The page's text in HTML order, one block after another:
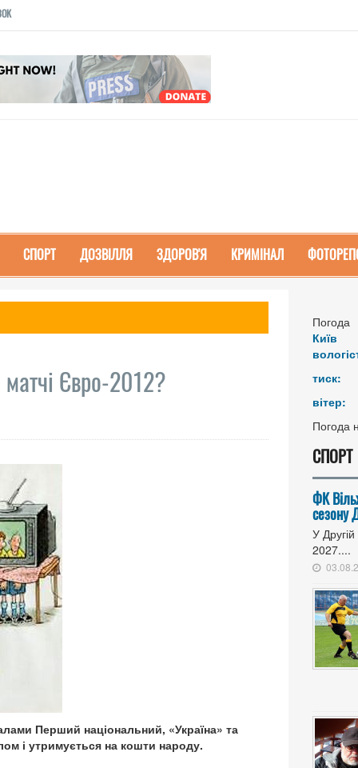
СПОРТ ДОЗВІЛЛЯ ЗДОРОВ'Я КРИМІНАЛ
Євро-2012?
Перший національний, «Україна» та
і утримується на кошти народу.
Погода
Київ
тиск:
вітер:
Погода
СПОРТ
ФК
сезону
У
2027....